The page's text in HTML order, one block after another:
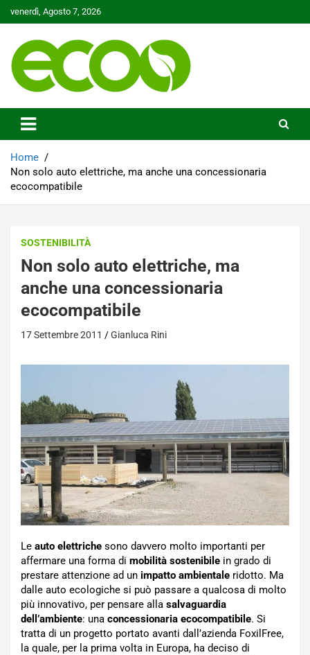
to
venerdì, Agosto 7, 2026
Ecoo.it
Home
Non solo auto elettriche, ma anche una concessionaria
ecocompatibile
SOSTENIBILITÀ
Non solo auto elettriche, ma
anche una concessionaria
ecocompatibile
17 Settembre 2011 Gianluca Rini
Le auto elettriche sono davvero molto importanti per
affermare una forma di mobilità sostenibile in grado di
prestare attenzione ad un impatto ambientale ridotto. Ma
dalle auto ecologiche si può passare a qualcosa di molto
più innovativo, per pensare alla salvaguardia
dell’ambiente: una concessionaria ecocompatibile. Si
tratta di un progetto portato avanti dall’azienda FoxilFree,
la quale, per la prima volta in Europa, ha deciso di